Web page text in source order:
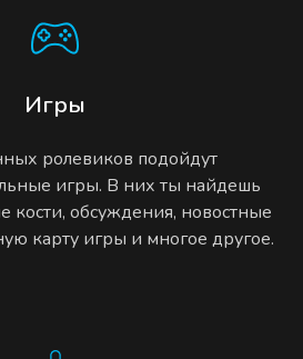
Игры
ролевиков подойдут
игры. В них ты найдешь
кости, обсуждения, новостные
карту игры и многое другое.